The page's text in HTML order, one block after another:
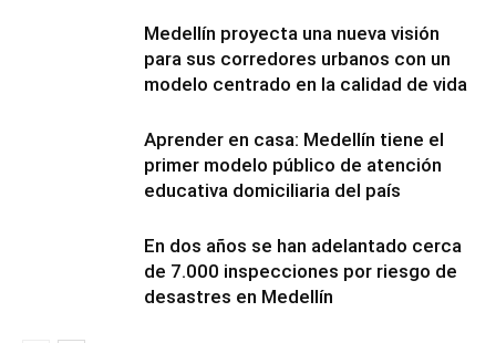
Medellín proyecta una nueva visión
para sus corredores urbanos con un
modelo centrado en la calidad de vida
Aprender en casa: Medellín tiene el
primer modelo público de atención
educativa domiciliaria del país
En dos años se han adelantado cerca
de 7.000 inspecciones por riesgo de
desastres en Medellín